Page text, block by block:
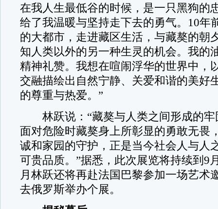
在我人生最低谷的时候，是一只黑狗的
给了我温暖与坚持走下去的勇气。10年
的大都市，走进藏区生活，与藏獒的朝
知人类以外的另一种生灵的机会。我的
精神礼赞。我想在喧闹浮华的世界中，
交融描绘出自然宁静、关爱和谐的美好
的尊重与热爱。”
林跃说：“藏獒与人类之间形成的牢
面对危险时藏獒身上所彰显的勇敢无畏
诚和家园的守护，正是当今社会人与人
可贵品质。”据悉，此次展览将持续到9
月林跃还将再赴法国巴黎参加一场艺术
去俄罗斯举办个展。